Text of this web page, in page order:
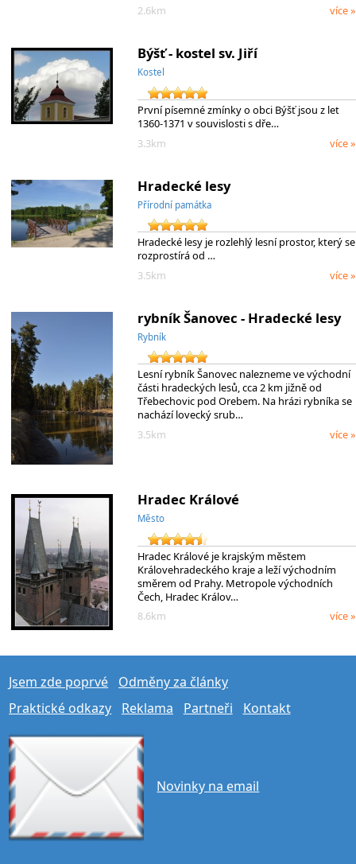
2.6km
více »
Býšť - kostel sv. Jiří
Kostel
První písemné zmínky o obci Býšť jsou z let
1360-1371 v souvislosti s dře…
3.3km
více »
Hradecké lesy
Přírodní památka
Hradecké lesy je rozlehlý lesní prostor, který se
rozprostírá od …
3.5km
více »
rybník Šanovec - Hradecké lesy
Rybník
Lesní rybník Šanovec nalezneme ve východní
části hradeckých lesů, cca 2 km jižně od
Třebechovic pod Orebem. Na hrázi rybníka se
nachází lovecký srub…
3.5km
více »
Hradec Králové
Město
Hradec Králové je krajským městem
Královehradeckého kraje a leží východním
směrem od Prahy. Metropole východních
Čech, Hradec Králov…
8.6km
více »
Jsem zde poprvé
Odměny za články
Praktické odkazy
Reklama Partneři Kontakt
Novinky na email